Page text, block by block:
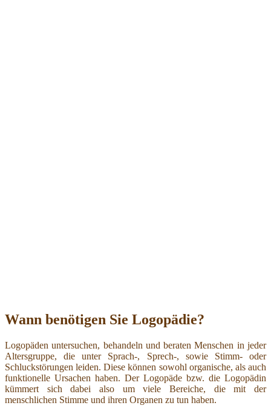
Wann benötigen Sie Logopädie?
Logopäden untersuchen, behandeln und beraten Menschen in jeder
Altersgruppe, die unter Sprach-, Sprech-, sowie Stimm- oder
Schluckstörungen leiden. Diese können sowohl organische, als auch
funktionelle Ursachen haben. Der Logopäde bzw. die Logopädin
kümmert sich dabei also um viele Bereiche, die mit der
menschlichen Stimme und ihren Organen zu tun haben.